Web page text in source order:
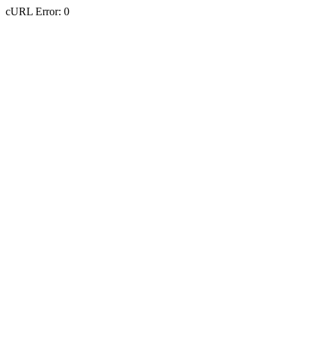
cURL Error: 0